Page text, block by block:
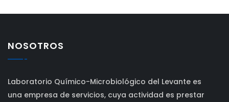
NOSOTROS
Laboratorio Químico-Microbiológico del Levante es
una empresa de servicios, cuya actividad es prestar